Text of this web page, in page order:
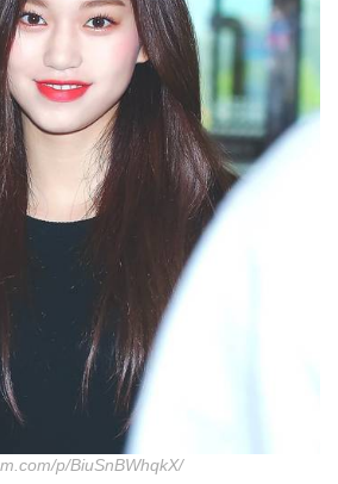
p/BiuSnBWhqkX/